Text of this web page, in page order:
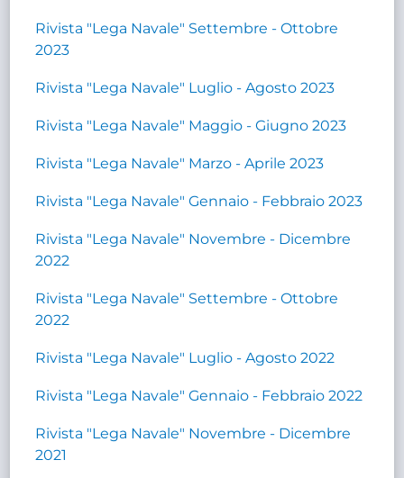
Rivista "Lega Navale" Settembre - Ottobre
2023
Rivista "Lega Navale" Luglio - Agosto 2023
Rivista "Lega Navale" Maggio - Giugno 2023
Rivista "Lega Navale" Marzo - Aprile 2023
Rivista "Lega Navale" Gennaio - Febbraio 2023
Rivista "Lega Navale" Novembre - Dicembre
2022
Rivista "Lega Navale" Settembre - Ottobre
2022
Rivista "Lega Navale" Luglio - Agosto 2022
Rivista "Lega Navale" Gennaio - Febbraio 2022
Rivista "Lega Navale" Novembre - Dicembre
2021